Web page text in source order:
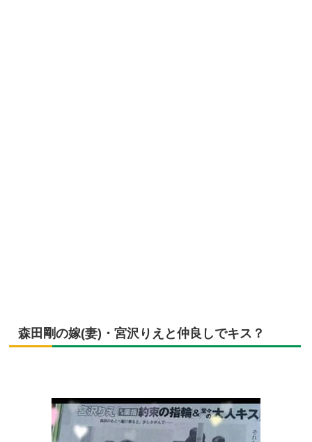
森田剛の嫁(妻)・宮沢りえと仲良しでキス？